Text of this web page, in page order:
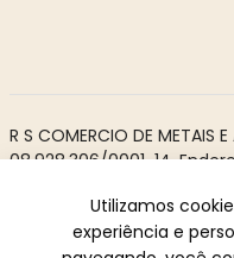
R S COMERCIO DE METAIS
08.928.306/0001-14.
Todos os direitos
Utilizamos
experiência e